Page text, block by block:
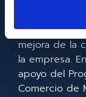
acceso a las
realizado la
mejora de la
la empresa.
apoyo del
Comercio de